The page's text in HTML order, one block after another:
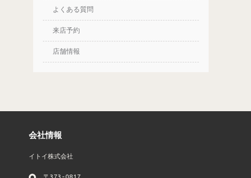
よくある質問
来店予約
店舗情報
会社情報
イトイ株式会社